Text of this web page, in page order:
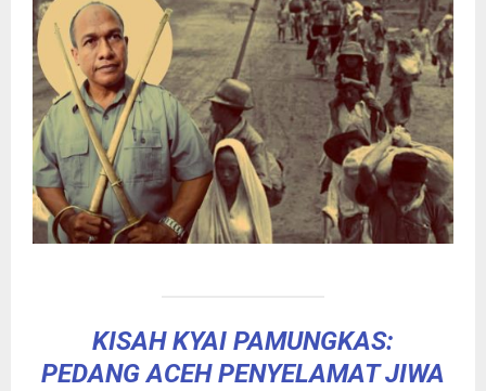
KISAH KYAI PAMUNGKAS:
PEDANG ACEH PENYELAMAT JIWA